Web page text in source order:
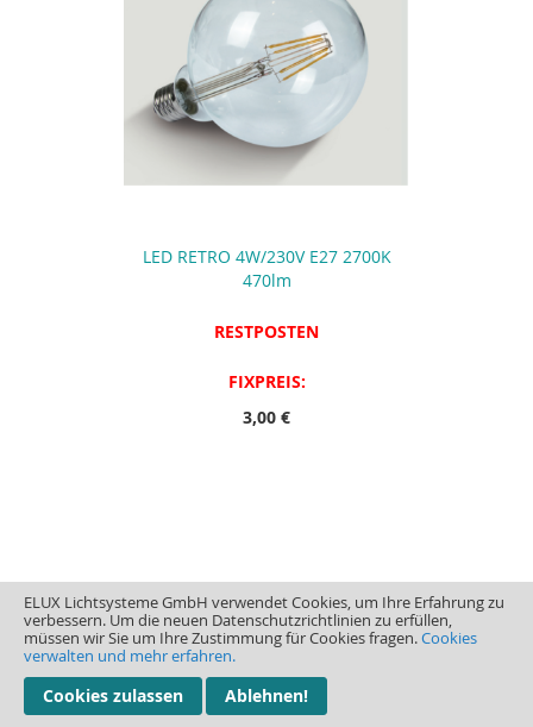
ELUX Lichtsysteme GmbH verwendet Cookies, um Ihre Erfahrung zu
verbessern. Um die neuen Datenschutzrichtlinien zu erfüllen,
müssen wir Sie um Ihre Zustimmung für Cookies fragen.Cookies
verwalten und mehr erfahren.
Cookies zulassen Ablehnen!
LED RETRO 4W/230V E27 2700K
470lm
RESTPOSTEN
FIXPREIS:
3,00 €